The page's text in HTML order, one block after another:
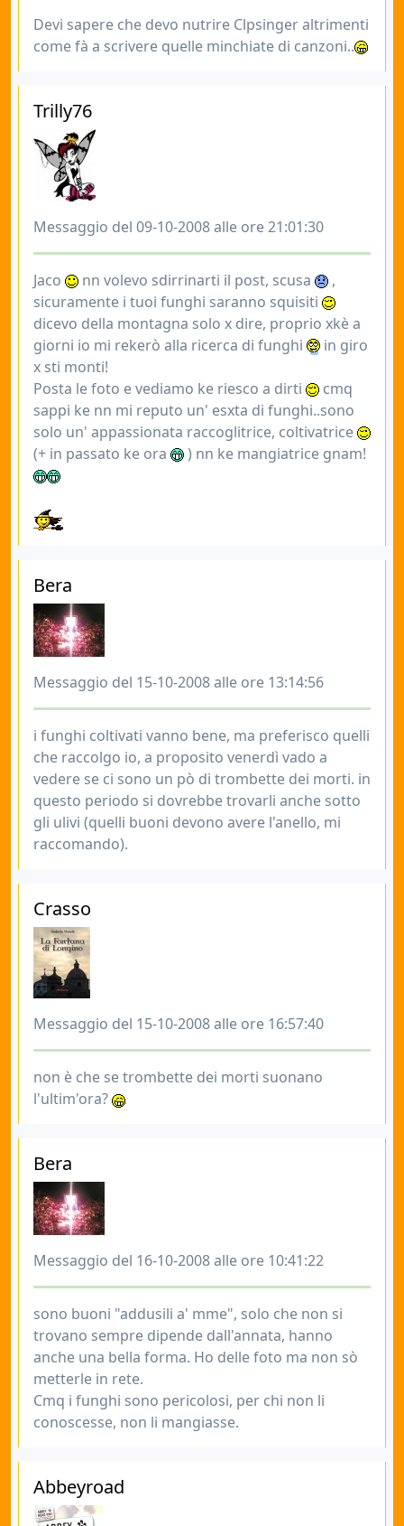
Devi sapere che devo nutrire Clpsinger altrimenti
come fà a scrivere quelle minchiate di canzoni..
Trilly76
Messaggio del 09-10-2008 alle ore 21:01:30
Jaco nn volevo sdirrinarti il post, scusa
,
sicuramente i tuoi funghi saranno squisiti
dicevo della montagna solo x dire, proprio xkè a
giorni io mi rekerò alla ricerca di funghi
in giro
x sti monti!
Posta le foto e vediamo ke riesco a dirti
cmq
sappi ke nn mi reputo un' esxta di funghi..sono
solo un' appassionata raccoglitrice, coltivatrice
(+ in passato ke ora
) nn ke mangiatrice gnam!
Bera
Messaggio del 15-10-2008 alle ore 13:14:56
i funghi coltivati vanno bene, ma preferisco quelli
che raccolgo io, a proposito venerdì vado a
vedere se ci sono un pò di trombette dei morti. in
questo periodo si dovrebbe trovarli anche sotto
gli ulivi (quelli buoni devono avere l'anello, mi
raccomando).
Crasso
Messaggio del 15-10-2008 alle ore 16:57:40
non è che se trombette dei morti suonano
l'ultim'ora?
Bera
Messaggio del 16-10-2008 alle ore 10:41:22
sono buoni "addusili a' mme", solo che non si
trovano sempre dipende dall'annata, hanno
anche una bella forma. Ho delle foto ma non sò
metterle in rete.
Cmq i funghi sono pericolosi, per chi non li
conoscesse, non li mangiasse.
Abbeyroad